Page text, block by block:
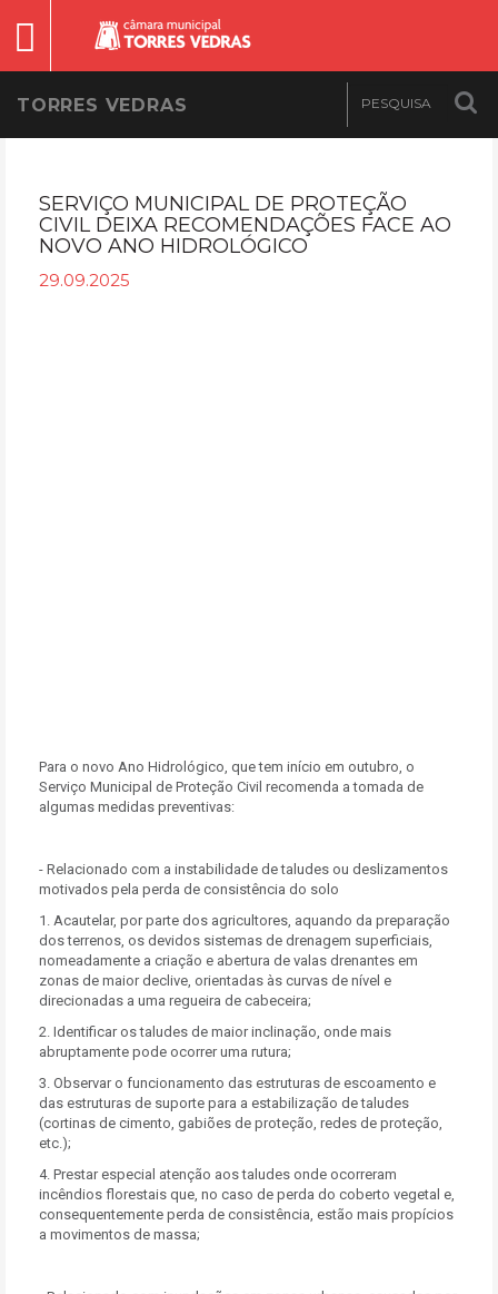
TORRES VEDRAS
SERVIÇO MUNICIPAL DE PROTEÇÃO
CIVIL DEIXA RECOMENDAÇÕES FACE AO
NOVO ANO HIDROLÓGICO
29.09.2025
Para o novo Ano Hidrológico, que tem início em outubro, o
Serviço Municipal de Proteção Civil recomenda a tomada de
algumas medidas preventivas:
- Relacionado com a instabilidade de taludes ou deslizamentos
motivados pela perda de consistência do solo
1. Acautelar, por parte dos agricultores, aquando da preparação
dos terrenos, os devidos sistemas de drenagem superficiais,
nomeadamente a criação e abertura de valas drenantes em
zonas de maior declive, orientadas às curvas de nível e
direcionadas a uma regueira de cabeceira;
2. Identificar os taludes de maior inclinação, onde mais
abruptamente pode ocorrer uma rutura;
3. Observar o funcionamento das estruturas de escoamento e
das estruturas de suporte para a estabilização de taludes
(cortinas de cimento, gabiões de proteção, redes de proteção,
etc.);
4. Prestar especial atenção aos taludes onde ocorreram
incêndios florestais que, no caso de perda do coberto vegetal e,
consequentemente perda de consistência, estão mais propícios
a movimentos de massa;